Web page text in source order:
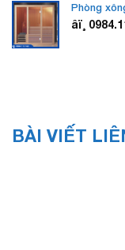
Phòng
âï¸
BÀI VIẾT